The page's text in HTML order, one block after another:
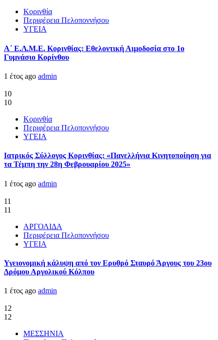
Κορινθία
Περιφέρεια Πελοποννήσου
ΥΓΕΙΑ
Α΄ Ε.Λ.Μ.Ε. Κορινθίας: Εθελοντική Αιμοδοσία στο 1ο
Γυμνάσιο Κορίνθου
1 έτος ago admin
10
10
Κορινθία
Περιφέρεια Πελοποννήσου
ΥΓΕΙΑ
Ιατρικός Σύλλογος Κορινθίας: «Πανελλήνια Κινητοποίηση για
τα Τέμπη την 28η Φεβρουαρίου 2025»
1 έτος ago admin
11
11
ΑΡΓΟΛΙΔΑ
Περιφέρεια Πελοποννήσου
ΥΓΕΙΑ
Υγειονομική κάλυψη από τον Ερυθρό Σταυρό Άργους του 23ου
Δρόμου Αργολικού Κόλπου
1 έτος ago admin
12
12
ΜΕΣΣΗΝΙΑ